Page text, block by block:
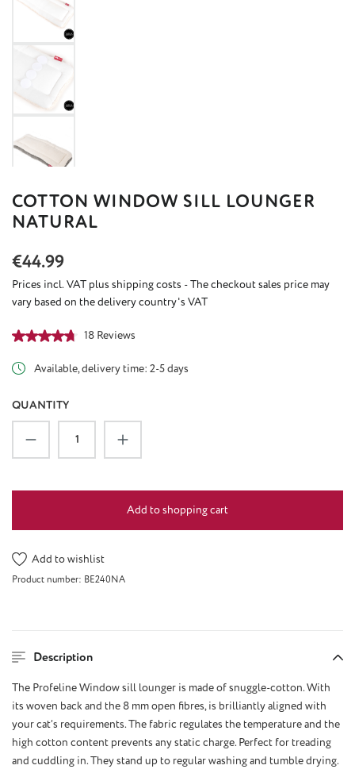
COTTON WINDOW SILL LOUNGER
NATURAL
Regular price:
€44.99
Prices incl. VAT plus shipping costs - The checkout sales price may
vary based on the delivery country's VAT
Average rating of 4.64 out of 5 stars
18 Reviews
Available, delivery time: 2-5 days
QUANTITY
Product Quantity: Enter the desired amount
Add to shopping cart
Add to wishlist
Product number: BE240NA
Description
The Profeline Window sill lounger is made of snuggle-cotton. With
its woven back and the 8 mm open fibres, is brilliantly aligned with
your cat’s requirements. The fabric regulates the temperature and the
high cotton content prevents any static charge. Perfect for treading
and cuddling in. They stand up to regular washing and tumble drying.